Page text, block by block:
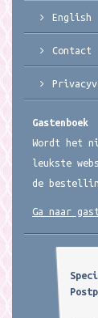
English
Contact
Gastenboek
Wordt het
leukste
de
Ga naar